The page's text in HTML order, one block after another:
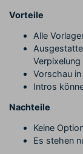
Vorteile
Alle
Vorschau
Intros
Nachteile
Keine
Es stehen